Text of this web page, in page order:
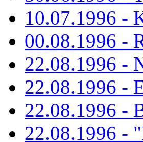
10.07.1996 -
00.08.1996 -
22.08.1996 -
22.08.1996 -
22.08.1996 -
22.08.1996 -